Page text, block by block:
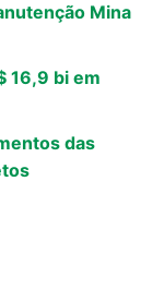
Mina
16,9 bi em
das